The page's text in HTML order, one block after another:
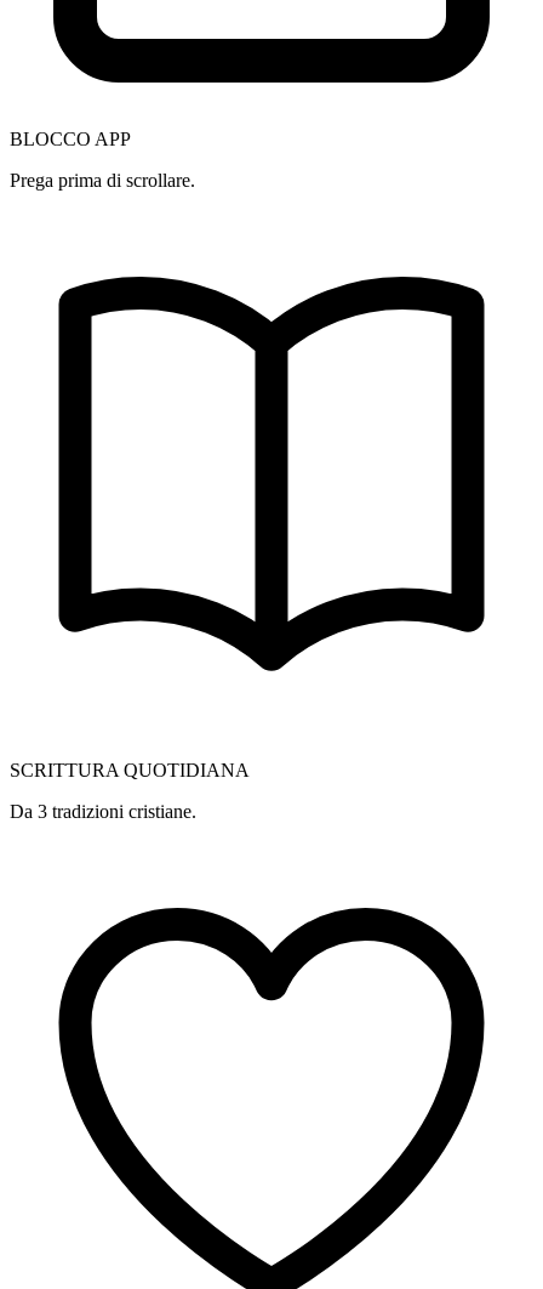
BLOCCO APP
Prega prima di scrollare.
SCRITTURA QUOTIDIANA
Da 3 tradizioni cristiane.